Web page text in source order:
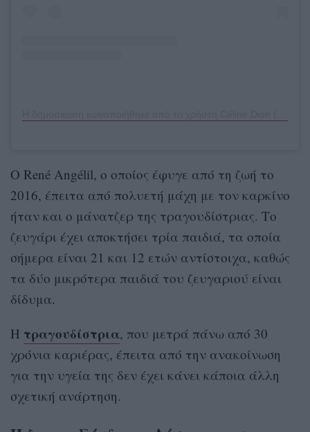
Ο René Angélil, o οποίος έφυγε από τη ζωή το
2016, έπειτα από πολυετή μάχη με τον καρκίνο
ήταν και ο μάνατζερ της τραγουδίστριας. Το
ζευγάρι έχει αποκτήσει τρία παιδιά, τα οποία
σήμερα είναι 21 και 12 ετών αντίστοιχα, καθώς
τα δύο μικρότερα παιδιά του ζευγαριού είναι
δίδυμα.
Η τραγουδίστρια, που μετρά πάνω από 30
χρόνια καριέρας, έπειτα από την ανακοίνωση
για την υγεία της δεν έχει κάνει κάποια άλλη
σχετική ανάρτηση.